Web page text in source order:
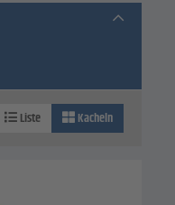
Liste Kacheln